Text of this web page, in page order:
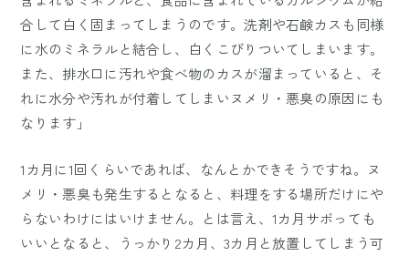
合して白く固まってしまうのです。洗剤や石鹸カスも同様
に水のミネラルと結合し、白くこびりついてしまいます。
また、排水口に汚れや食べ物のカスが溜まっていると、そ
れに水分や汚れが付着してしまいヌメリ・悪臭の原因にも
なります」
1カ月に1回くらいであれば、なんとかできそうですね。ヌ
メリ・悪臭も発生するとなると、料理をする場所だけにや
らないわけにはいけません。とは言え、1カ月サボっても
いいとなると、うっかり2カ月、3カ月と放置してしまう可